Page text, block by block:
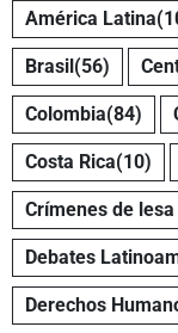
América Latina
Brasil (56)
Colombia(84)
Costa Rica(10)
Crímenes de
Debates
Derechos